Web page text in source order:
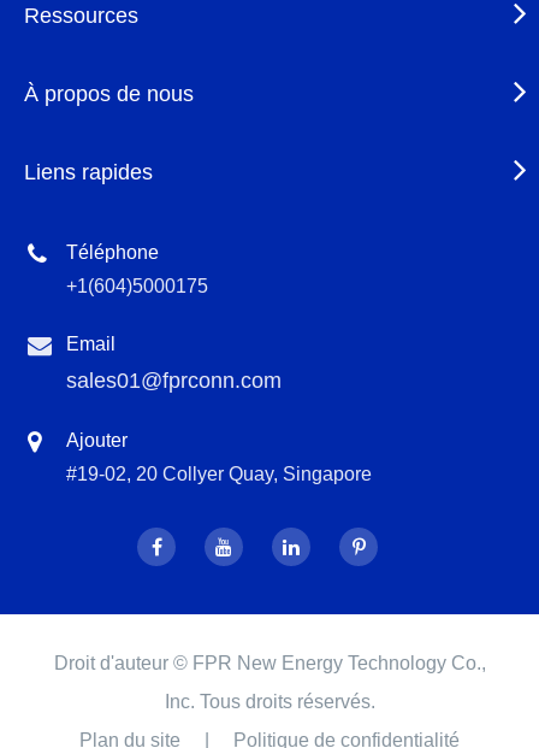
Ressources
À propos de nous
Liens rapides
Téléphone
+1(604)5000175
Email
sales01@fprconn.com
Ajouter
#19-02, 20 Collyer Quay, Singapore
Droit d'auteur © FPR New Energy Technology Co.,
Inc. Tous droits réservés.
Plan du site
Politique de confidentialité